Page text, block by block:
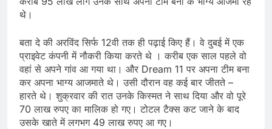
थे।
बता दे की अरविंद सिर्फ 12वी तक ही पढ़ाई किए हैं। वे दुबई में एक
प्राइवेट कंपनी में नौकरी किया करते थे । करीब एक साल पहले वो
वहां से अपने गांव आ गया था। और Dream 11 पर अपना टीम बना
कर अपना भाग्य आजमाते थे। उसी दौरान वह कई बार जीतते –
हारते थे। शुक्रवार की रात उनके किस्मत ने साथ दिया और वो पूरे
70 लाख रुपए का मालिक हो गए। टोटल टैक्स कट जाने के बाद
उसके खाते में लगभग 49 लाख रुपए आ गए।